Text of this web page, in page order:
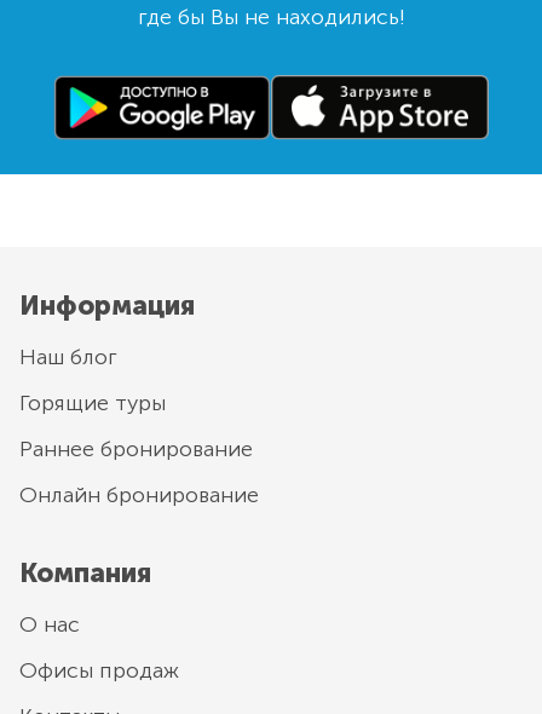
где бы Вы не находились!
Информация
Наш блог
Горящие туры
Раннее бронирование
Онлайн бронирование
Компания
О нас
Офисы продаж